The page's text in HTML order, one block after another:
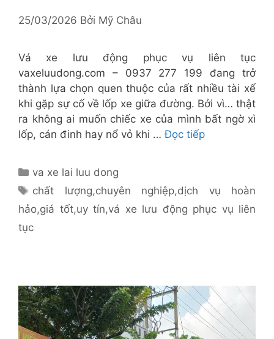
25/03/2026 Bởi Mỹ Châu
Vá xe lưu động phục vụ liên tục
vaxeluudong.com – 0937 277 199 đang trở
thành lựa chọn quen thuộc của rất nhiều tài xế
khi gặp sự cố về lốp xe giữa đường. Bởi vì… thật
ra không ai muốn chiếc xe của mình bất ngờ xì
lốp, cán đinh hay nổ vỏ khi …Đọc tiếp
Danh
mục
va xe lai luu dong
Thẻ
chất lượng,chuyên nghiệp,dịch vụ hoàn
hảo,giá tốt,uy tín,vá xe lưu động phục vụ liên
tục